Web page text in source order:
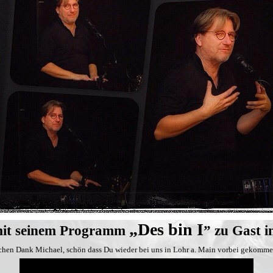
seinem Programm „Des bin I” zu Gast
Dank Michael, schön dass Du wieder bei uns in Lohr a. Main vorbei